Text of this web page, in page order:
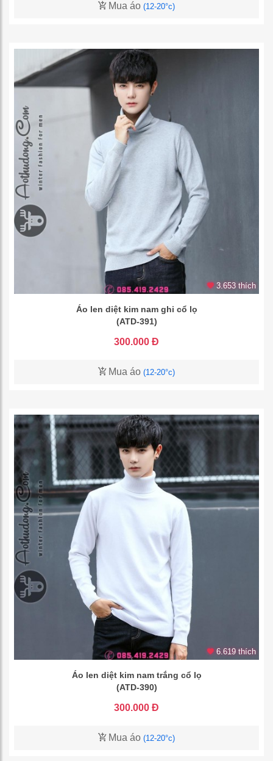
Mua áo (12-20°c)
3.653 thích
Áo len diệt kim nam ghi cổ lọ
(ATD-391)
300.000 Đ
Mua áo (12-20°c)
6.619 thích
Áo len diệt kim nam trắng cổ lọ
(ATD-390)
300.000 Đ
Mua áo (12-20°c)